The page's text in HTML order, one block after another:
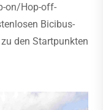
on/Hop-off-
Bicibus-
den Startpunkten